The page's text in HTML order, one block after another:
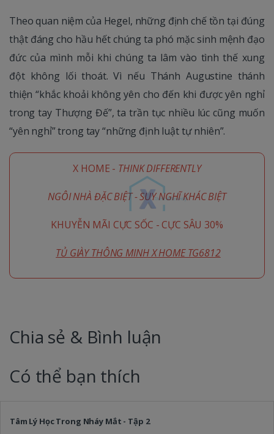
Theo quan niệm của Hegel, những định chế tồn tại đúng
thật đáng cho hầu hết chúng ta phó mặc sinh mệnh đạo
đức của mình mỗi khi chúng ta lâm vào tình thế xung
đột không lối thoát. Vì nếu Thánh Augustine thánh
thiện “khắc khoải không yên cho đến khi được yên nghỉ
trong tay Thượng Đế”, ta trần tục nhiều lúc cũng muốn
“yên nghỉ” trong tay “những định luật tự nhiên”.
X HOME - THINK DIFFERENTLY
NGÔI NHÀ ĐẶC BIỆT - SUY NGHĨ KHÁC BIỆT
KHUYỄN MÃI CỰC SỐC - CỰC SÂU 30%
TỦ GIÀY THÔNG MINH X HOME TG6812
Chia sẻ & Bình luận
Có thể bạn thích
Tâm Lý Học Trong Nháy Mắt - Tập 2